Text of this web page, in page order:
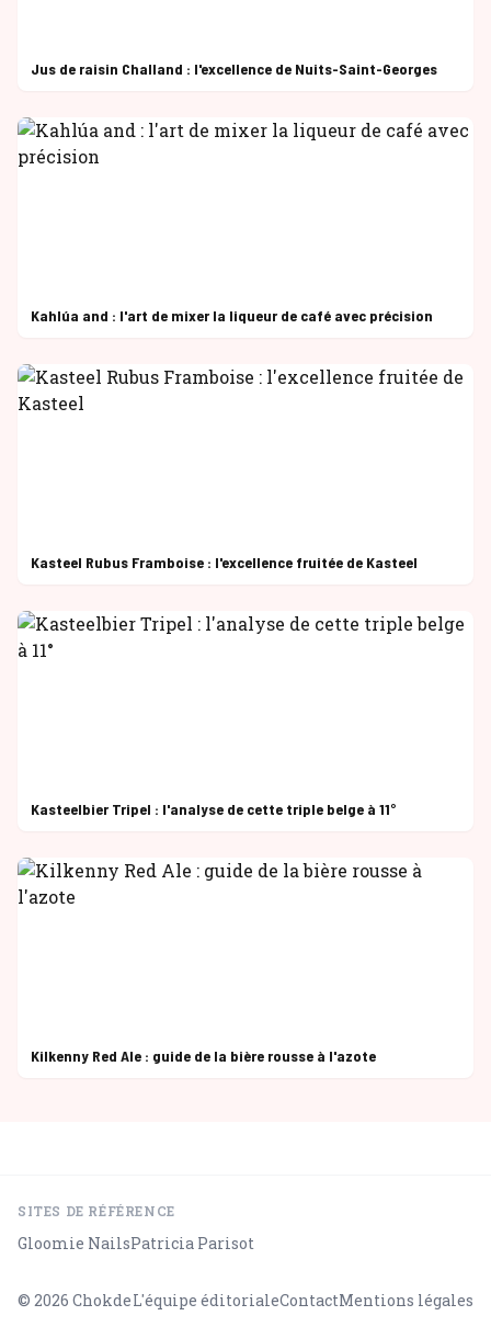
Jus de raisin Challand : l'excellence de Nuits-Saint-Georges
Kahlúa and : l'art de mixer la liqueur de café avec précision
Kasteel Rubus Framboise : l'excellence fruitée de Kasteel
Kasteelbier Tripel : l'analyse de cette triple belge à 11°
Kilkenny Red Ale : guide de la bière rousse à l'azote
SITES DE RÉFÉRENCE
Gloomie NailsPatricia Parisot
© 2026 ChokdeL'équipe éditorialeContactMentions légales